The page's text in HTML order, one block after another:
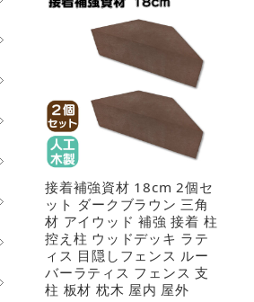
接着補強資材 18cm 2個セ
ット ダークブラウン 三角
材 アイウッド 補強 接着 柱
控え柱 ウッドデッキ ラテ
ィス 目隠しフェンス ルー
バーラティス フェンス 支
柱 板材 枕木 屋内 屋外